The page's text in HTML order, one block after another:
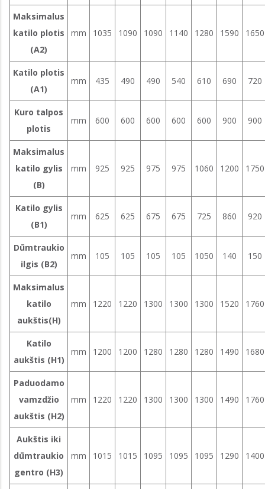
Maksimalus
katilo plotis
(A2)
mm 1035 1090 1090 1140 1280 1590 1650
Katilo plotis
(A1)
mm 435 490 490 540 610 690 720
Kuro talpos
plotis
mm 600 600 600 600 600 900 900
Maksimalus
katilo gylis
(B)
mm 925 925 975 975 1060 1200 1750
Katilo gylis
(B1)
mm 625 625 675 675 725 860 920
Dūmtraukio
ilgis (B2)
mm 105 105 105 105 1050 140 150
Maksimalus
katilo
aukštis(H)
mm 1220 1220 1300 1300 1300 1520 1760
Katilo
aukštis (H1)
mm 1200 1200 1280 1280 1280 1490 1680
Paduodamo
vamzdžio
aukštis (H2)
mm 1220 1220 1300 1300 1300 1490 1760
Aukštis iki
dūmtraukio
gentro (H3)
mm 1015 1015 1095 1095 1095 1290 1400